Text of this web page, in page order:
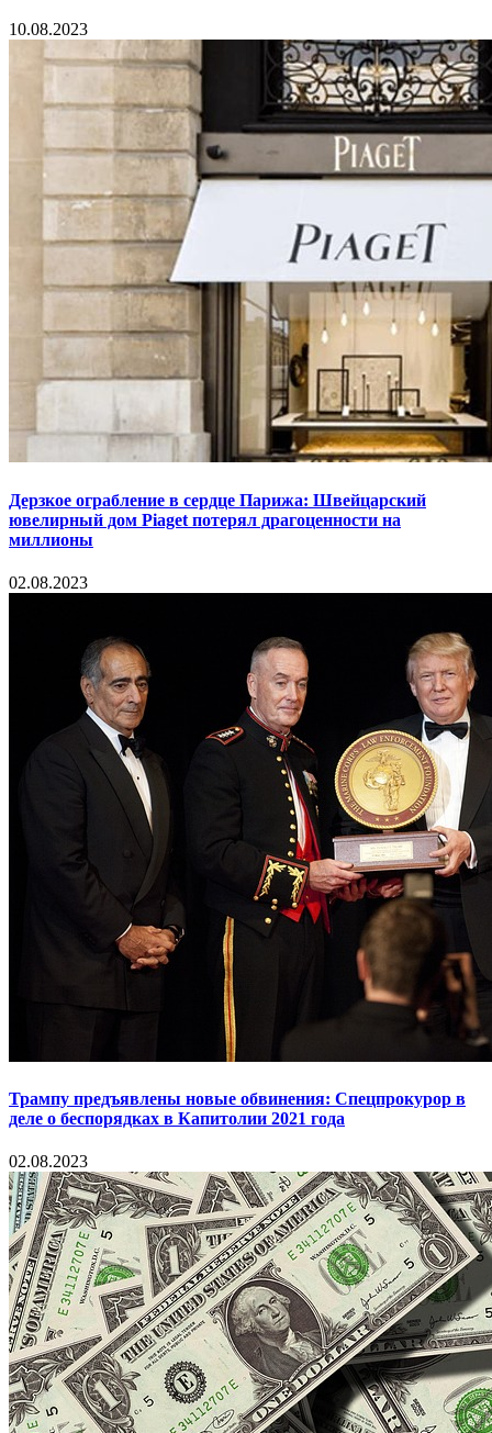
10.08.2023
Дерзкое ограбление в сердце Парижа: Швейцарский
ювелирный дом Piaget потерял драгоценности на
миллионы
02.08.2023
Трампу предъявлены новые обвинения: Спецпрокурор в
деле о беспорядках в Капитолии 2021 года
02.08.2023